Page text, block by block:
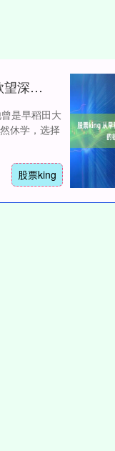
股票king 从早稻田学霸到精神失常：筱塚康介的欲望深渊与重生挣扎
是早稻田大
休学，选择
股票king